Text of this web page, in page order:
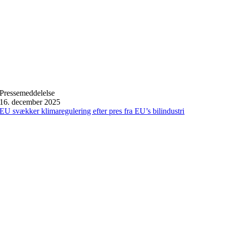
Pressemeddelelse
16. december 2025
EU svækker klimaregulering efter pres fra EU’s bilindustri